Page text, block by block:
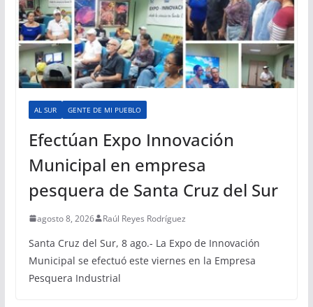
AL SUR GENTE DE MI PUEBLO
Efectúan Expo Innovación
Municipal en empresa
pesquera de Santa Cruz del Sur
agosto 8, 2026 Raúl Reyes Rodríguez
Santa Cruz del Sur, 8 ago.- La Expo de Innovación
Municipal se efectuó este viernes en la Empresa
Pesquera Industrial